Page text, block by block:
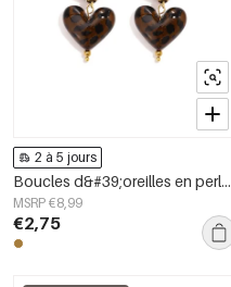
2 à 5 jours
Boucles d&#39;oreilles en perles d&#39;acier inoxydable en forme de cœur, collection Daily Simple, bijoux pour femmes
MSRP €8,99
€2,75